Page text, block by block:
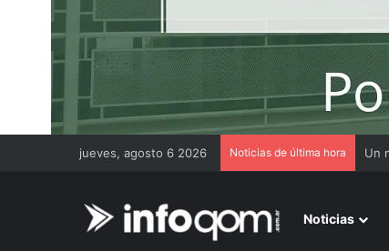
jueves, agosto 6 2026 Noticias de última hora
Noticias